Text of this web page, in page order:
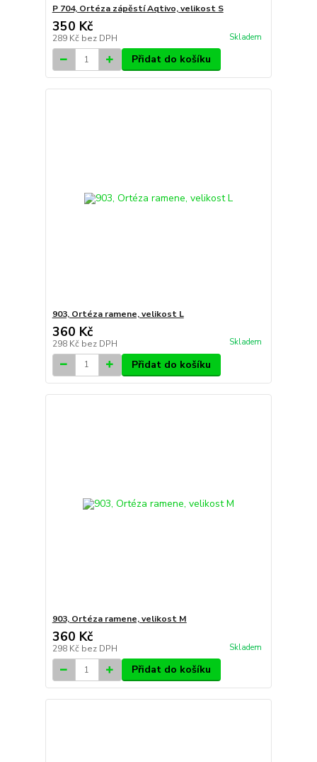
P 704, Ortéza zápěstí Aqtivo, velikost S
350 Kč
289 Kč bez DPH Skladem
Přidat do košíku
903, Ortéza ramene, velikost L
360 Kč
298 Kč bez DPH Skladem
Přidat do košíku
903, Ortéza ramene, velikost M
360 Kč
298 Kč bez DPH Skladem
Přidat do košíku